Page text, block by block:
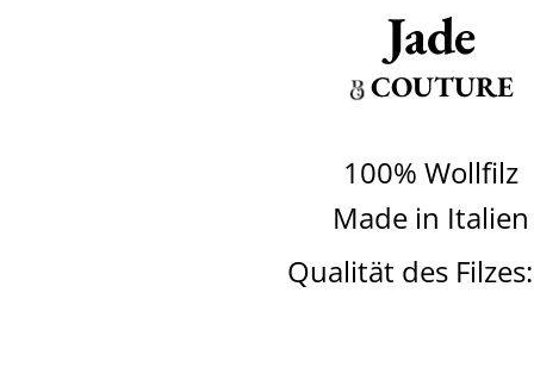
Jade
COUTURE
100% Wollfilz
Made in Italien
Qualität des